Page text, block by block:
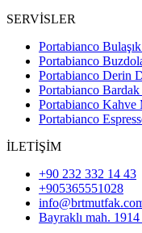
SERVİSLER
Portabianco
Portabianco
Portabianco Derin
Portabianco
Portabianco Kahve
Portabianco
İLETİŞİM
+90 232 332 14 43
+905365551028
Bayraklı mah.